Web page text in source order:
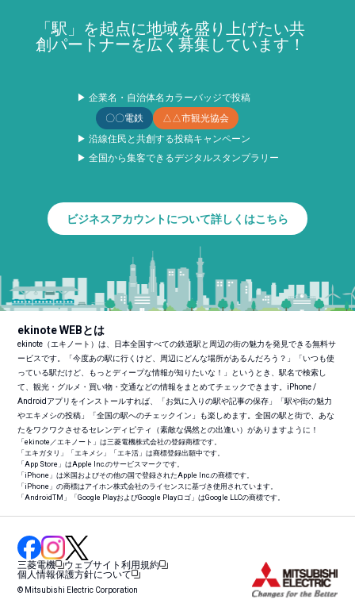
「駅」を起点に地域を盛り上げたい共
創パートナーを広く募集しています！
▶ 企業名・自治体名カラーバッジで投稿
〇〇電鉄
△△市観光協会
▶ 沿線住民と共創する投稿キャンペーン
▶ 全国から集客できるデジタルスタンプラリー
ビジネスアカウントについて詳しくはこちら
ekinote WEBとは
ekinote（エキノート）は、日本全国すべての鉄道駅と周辺の街の魅力を発見できる無料サ
ービスです。「今度あの駅に行くけど、周辺にどんな場所があるんだろう？」「いつも使
っている駅だけど、もっとディープな情報が知りたいな！」というとき、駅名で検索し
て、観光・グルメ・買い物・交通などの情報をまとめてチェックできます。iPhone /
Androidアプリをインストールすれば、「お気に入りの駅や記事の保存」「駅や街の魅力
やエキメシの投稿」「全国の駅へのチェックイン」も楽しめます。全国の駅と街で、あな
たをワクワクさせるセレンディピティ（素敵な偶然との出逢い）がありますように！
「ekinote／エキノート」は三菱電機株式会社の登録商標です。
「エキガタリ」「エキメシ」「エキ活」は商標登録出願中です。
「App Store」はApple Inc.のサービスマークです。
「iPhone」は米国およびその他の国で登録されたApple Inc.の商標です。
「iPhone」の商標はアイホン株式会社のライセンスに基づき使用されています。
「AndroidTM 」「Google PlayおよびGoogle Playロゴ」はGoogle LLCの商標です。
三菱電機
ウェブサイト利用規約
個人情報保護方針について
© Mitsubishi Electric Corporation